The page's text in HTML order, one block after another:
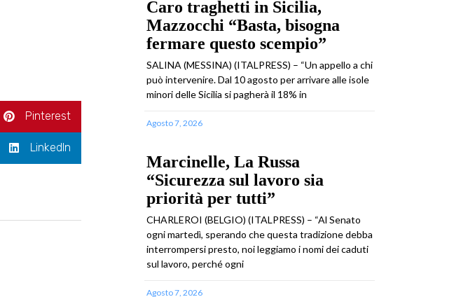
Pinterest
LinkedIn
Caro traghetti in Sicilia,
Mazzocchi “Basta, bisogna
fermare questo scempio”
SALINA (MESSINA) (ITALPRESS) – “Un appello a chi
può intervenire. Dal 10 agosto per arrivare alle isole
minori delle Sicilia si pagherà il 18% in
Agosto 7, 2026
Marcinelle, La Russa
“Sicurezza sul lavoro sia
priorità per tutti”
CHARLEROI (BELGIO) (ITALPRESS) – “Al Senato
ogni martedì, sperando che questa tradizione debba
interrompersi presto, noi leggiamo i nomi dei caduti
sul lavoro, perché ogni
Agosto 7, 2026